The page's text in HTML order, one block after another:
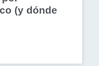
(y dónde